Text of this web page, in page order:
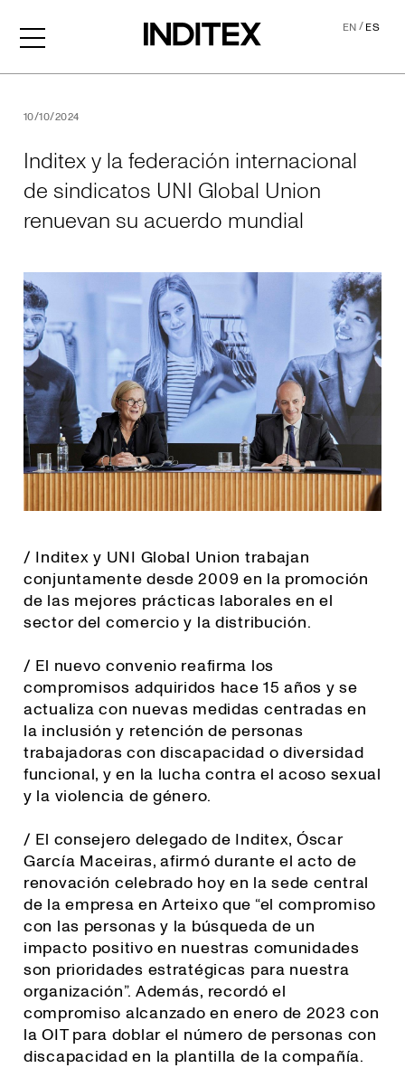
EN/ES
10/10/2024
Inditex y la federación internacional
de sindicatos UNI Global Union
renuevan su acuerdo mundial
/ Inditex y UNI Global Union trabajan
conjuntamente desde 2009 en la promoción
de las mejores prácticas laborales en el
sector del comercio y la distribución.
/ El nuevo convenio reafirma los
compromisos adquiridos hace 15 años y se
actualiza con nuevas medidas centradas en
la inclusión y retención de personas
trabajadoras con discapacidad o diversidad
funcional, y en la lucha contra el acoso sexual
y la violencia de género.
/ El consejero delegado de Inditex, Óscar
García Maceiras, afirmó durante el acto de
renovación celebrado hoy en la sede central
de la empresa en Arteixo que “el compromiso
con las personas y la búsqueda de un
impacto positivo en nuestras comunidades
son prioridades estratégicas para nuestra
organización”. Además, recordó el
compromiso alcanzado en enero de 2023 con
la OIT para doblar el número de personas con
discapacidad en la plantilla de la compañía.